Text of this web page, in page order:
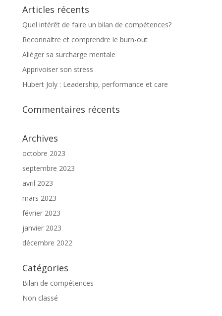
Articles récents
Quel intérêt de faire un bilan de compétences?
Reconnaitre et comprendre le burn-out
Alléger sa surcharge mentale
Apprivoiser son stress
Hubert Joly : Leadership, performance et care
Commentaires récents
Archives
octobre 2023
septembre 2023
avril 2023
mars 2023
février 2023
janvier 2023
décembre 2022
Catégories
Bilan de compétences
Non classé